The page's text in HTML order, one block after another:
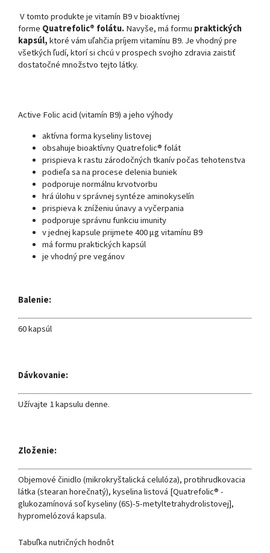
V tomto produkte je vitamín B9 v bioaktívnej
forme Quatrefolic® folátu.Navyše, má formu praktických
kapsúl,ktoré vám uľahčia príjem vitamínu B9. Je vhodný pre
všetkých ľudí, ktorí si chcú v prospech svojho zdravia zaistiť
dostatočné množstvo tejto látky.
Active Folic acid (vitamín B9) a jeho výhody
aktívna forma kyseliny listovej
obsahuje bioaktívny Quatrefolic® folát
prispieva k rastu zárodočných tkanív počas tehotenstva
podieľa sa na procese delenia buniek
podporuje normálnu krvotvorbu
hrá úlohu v správnej syntéze aminokyselín
prispieva k zníženiu únavy a vyčerpania
podporuje správnu funkciu imunity
v jednej kapsule prijmete 400 μg vitamínu B9
má formu praktických kapsúl
je vhodný pre vegánov
Balenie:
60 kapsúl
Dávkovanie:
Užívajte 1 kapsulu denne.
Zloženie:
Objemové činidlo (mikrokryštalická celulóza), protihrudkovacia
látka (stearan horečnatý), kyselina listová [Quatrefolic® -
glukozamínová soľ kyseliny (6S)-5-metyltetrahydrolistovej],
hypromelózová kapsula.
Tabuľka nutričných hodnôt